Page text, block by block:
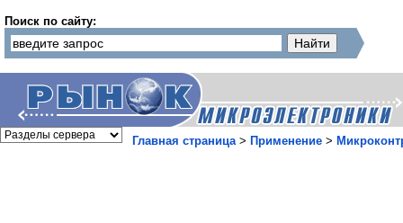
Поиск по сайту:
Главная страница> Применение >